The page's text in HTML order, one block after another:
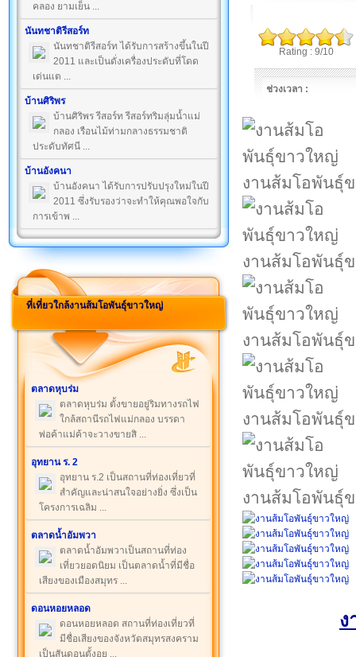
คลอง ยามเย็น ...
นันทชาติรีสอร์ท
นันทชาติรีสอร์ท ได้รับการสร้างขึ้นในปี
2011 และเป็นดั่งเครื่องประดับที่โดด
เด่นแต ...
บ้านศิริพร
บ้านศิริพร รีสอร์ท รีสอร์ทริมลุ่มน้ำแม่
กลอง เรือนไม้ท่ามกลางธรรมชาติ
ประดับทัศนี ...
บ้านอังคนา
บ้านอังคนา ได้รับการปรับปรุงใหม่ในปี
2011 ซึ่งรับรองว่าจะทำให้คุณพอใจกับ
การเข้าพ ...
ที่เที่ยวใกล้งานส้มโอพันธุ์ขาวใหญ่
ตลาดหุบร่ม
ตลาดหุบร่ม ตั้งขายอยู่ริมทางรถไฟ
ใกล้สถานีรถไฟแม่กลอง บรรดา
พ่อค้าแม่ค้าจะวางขายสิ ...
อุทยาน ร. 2
อุทยาน ร.2 เป็นสถานที่ท่องเที่ยวที่
สำคัญและน่าสนใจอย่างยิ่ง ซึ่งเป็น
โครงการเฉลิม ...
ตลาดน้ำอัมพวา
ตลาดน้ำอัมพวาเป็นสถานที่ท่อง
เที่ยวยอดนิยม เป็นตลาดน้ำที่มีชื่อ
เสียงของเมืองสมุทร ...
ดอนหอยหลอด
ดอนหอยหลอด สถานที่ท่องเที่ยวที่
มีชื่อเสียงของจังหวัดสมุทรสงคราม
เป็นสันดอนตั้งอย ...
Rating : 9/10
ช่วงเวลา :
งานส้มโอพันธุ์
งานส้มโอพันธุ์
งานส้มโอพันธุ์
งานส้มโอพันธุ์
งานส้มโอพันธุ์
ง